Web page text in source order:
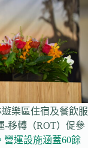
樂區住宿及餐飲服
-移轉（ROT）促參
營運設施涵蓋60餘